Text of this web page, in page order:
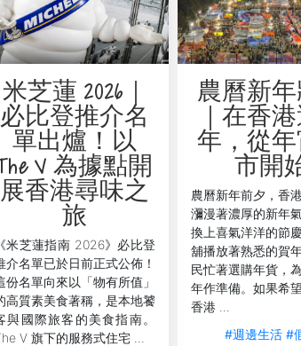
，香港貿發局舉辦超過100場展覽會和活動
這些展覽和活動為想獲得曝光率和感興趣的客
舉辦講座和研討會，這些研討會可能對您的
，讓住客互相交流。请留意每年的聚会，例
的家園。 本文介紹了幾種有效的商業和休閒
完成工作。
米芝蓮 2026｜
必比登推介名
單出爐！以
V 為據點開
展香港尋味之
旅
《米芝蓮指南 2026》必比登
介名單已於日前正式公佈！
份名單向來以「物有所值」
高質素美食著稱，是本地饕
與國際旅客的美食指南。
V 旗下的服務式住宅 ...
農曆新
｜在香
年，從
市開
農曆新年前夕，香
瀰漫著濃厚的新年
換上喜氣洋洋的節
舖播放著熟悉的賀
民忙著選購年貨，
年作準備。如果希
香港 ...
#週邊生活 #